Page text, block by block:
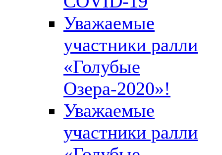
Уважаемые
участники ралли
«Голубые
Озера-2020»!
Уважаемые
участники ралли